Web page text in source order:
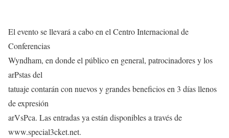
El evento se llevará a cabo en el Centro Internacional de
Conferencias
Wyndham, en donde el público en general, patrocinadores y los
arPstas del
tatuaje contarán con nuevos y grandes beneficios en 3 días llenos
de expresión
arVsPca. Las entradas ya están disponibles a través de
www.special3cket.net.